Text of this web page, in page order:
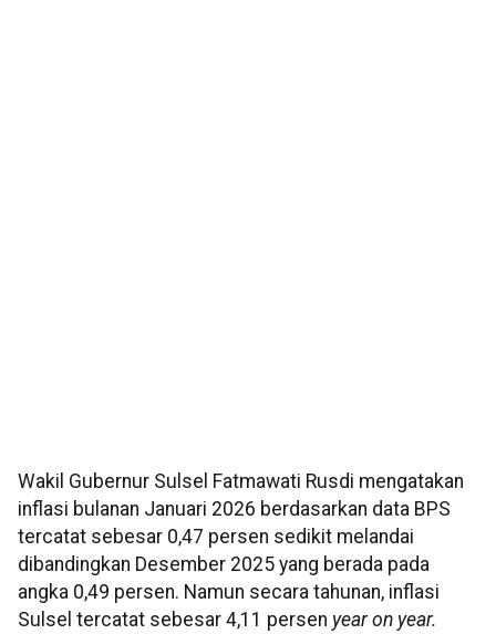
Wakil Gubernur Sulsel Fatmawati Rusdi mengatakan
inflasi bulanan Januari 2026 berdasarkan data BPS
tercatat sebesar 0,47 persen sedikit melandai
dibandingkan Desember 2025 yang berada pada
angka 0,49 persen. Namun secara tahunan, inflasi
Sulsel tercatat sebesar 4,11 persen year on year.